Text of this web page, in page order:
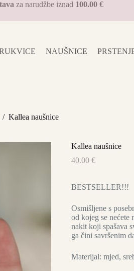
za narudžbe iznad 100.00 €
NAUŠNICE
/ Kallea naušnice
Kallea naušnice
40.00 €
BESTSELLER!!!
Osmišljene s
od kojeg se nećete
nakit koji spašava
ga čini savršenim
Materijal: mjed,